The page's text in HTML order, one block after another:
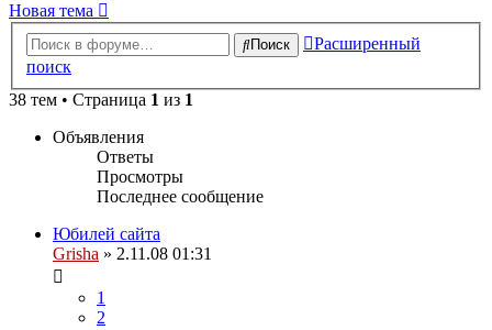
Новая тема
Поиск
Расширенный
поиск
38 тем • Страница 1 из 1
Объявления
Ответы
Просмотры
Последнее сообщение
Юбилей сайта
Grisha » 2.11.08 01:31
1
2